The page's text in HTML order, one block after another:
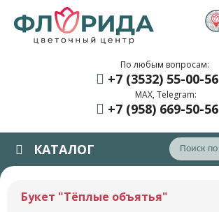
По любым вопросам:
+7 (3532) 55-00-56
MAX, Telegram:
+7 (958) 669-50-56
КАТАЛОГ
Букет "Тёплые объятья"